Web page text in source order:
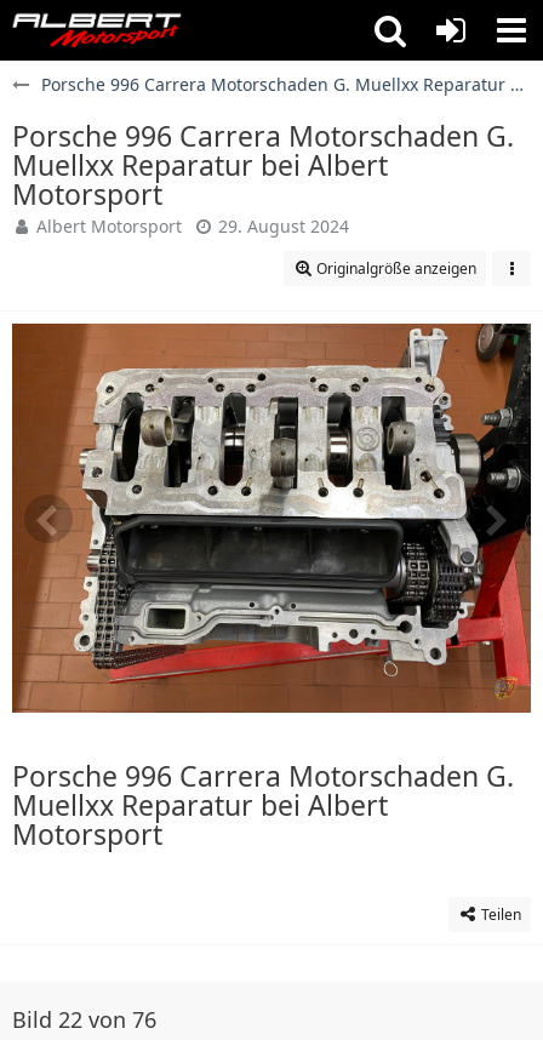
Porsche 996 Carrera Motorschaden G. Muellxx Reparatur bei Albert Motorsport
Porsche 996 Carrera Motorschaden G.
Muellxx Reparatur bei Albert
Motorsport
Albert Motorsport 29. August 2024
Originalgröße anzeigen
Porsche 996 Carrera Motorschaden G.
Muellxx Reparatur bei Albert
Motorsport
Teilen
Bild 22 von 76